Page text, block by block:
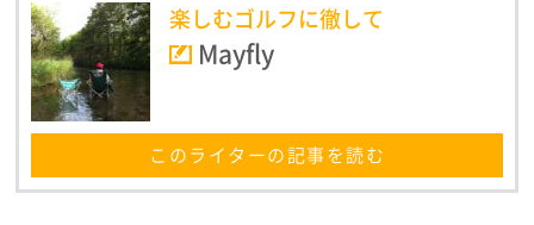
楽しむゴルフに徹して
Mayfly
このライターの記事を読む